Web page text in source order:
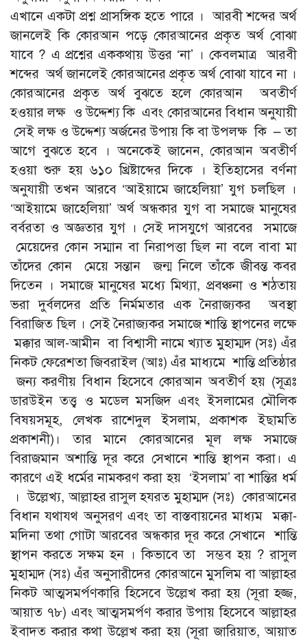
এখানে একটা প্রশ্ন প্রাসঙ্গিক হতে পারে । আরবী শব্দের অর্থ
জানলেই কি কোরআন পড়ে কোরআনের প্রকৃত অর্থ বোঝা
যাবে ? এ প্রশ্নের এককথায় উত্তর ‘না’ । কেবলমাত্র আরবী
শব্দের অর্থ জানলেই কোরআনের প্রকৃত অর্থ বোঝা যাবে না ।
কোরআনের প্রকৃত অর্থ বুঝতে হলে কোরআন অবতীর্ণ
হওয়ার লক্ষ ও উদ্দেশ্য কি এবং কোরআনের বিধান অনুযায়ী
সেই লক্ষ ও উদ্দেশ্য অর্জনের উপায় কি বা উপলক্ষ কি – তা
আগে বুঝতে হবে । অনেকেই জানেন, কোরআন অবতীর্ণ
হওয়া শুরু হয় ৬১০ খ্রিষ্টাব্দের দিকে । ইতিহাসের বর্ণনা
অনুযায়ী তখন আরবে ‘আইয়ামে জাহেলিয়া’ যুগ চলছিল ।
‘আইয়ামে জাহেলিয়া’ অর্থ অন্ধকার যুগ বা সমাজে মানুষের
বর্বরতা ও অজ্ঞতার যুগ । সেই দাসযুগে আরবের সমাজে
মেয়েদের কোন সম্মান বা নিরাপত্তা ছিল না বলে বাবা মা
তাঁদের কোন মেয়ে সন্তান জন্ম নিলে তাঁকে জীবন্ত কবর
দিতেন । সমাজে মানুষের মধ্যে মিথ্যা, প্রবঞ্চনা ও শঠতায়
ভরা দুর্বলদের প্রতি নির্মমতার এক নৈরাজ্যকর অবস্থা
বিরাজিত ছিল । সেই নৈরাজ্যকর সমাজে শান্তি স্থাপনের লক্ষে
মক্কার আল-আমীন বা বিশ্বাসী নামে খ্যাত মুহাম্মদ (সঃ) এঁর
নিকট ফেরেশতা জিবরাইল (আঃ) এঁর মাধ্যমে শান্তি প্রতিষ্ঠার
জন্য করণীয় বিধান হিসেবে কোরআন অবতীর্ণ হয় (সূত্রঃ
ডারউইন তত্ত্ব ও মডেল মসজিদ এবং ইসলামের মৌলিক
বিষয়সমূহ, লেখক রাশেদুল ইসলাম, প্রকাশক ইছামতি
প্রকাশনী)। তার মানে কোরআনের মূল লক্ষ সমাজে
বিরাজমান অশান্তি দূর করে সেখানে শান্তি স্থাপন করা। এ
কারণে এই ধর্মের নামকরণ করা হয় ‘ইসলাম’ বা শান্তির ধর্ম
। উল্লেখ্য, আল্লাহর রাসুল হযরত মুহাম্মদ (সঃ) কোরআনের
বিধান যথাযথ অনুসরণ এবং তা বাস্তবায়নের মাধ্যম মক্কা-
মদিনা তথা গোটা আরবের অন্ধকার দূর করে সেখানে শান্তি
স্থাপন করতে সক্ষম হন । কিভাবে তা সম্ভব হয় ? রাসুল
মুহাম্মদ (সঃ) এঁর অনুসারীদের কোরআনে মুসলিম বা আল্লাহর
নিকট আত্মসমর্পণকারি হিসেবে উল্লেখ করা হয় (সূরা হজ্জ,
আয়াত ৭৮) এবং আত্মসমর্পণ করার উপায় হিসেবে আল্লাহর
ইবাদত করার কথা উল্লেখ করা হয় (সূরা জারিয়াত, আয়াত